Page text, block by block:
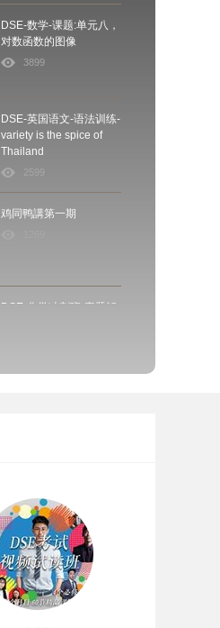
DSE-数学-课题:单元八，
对数函数的图像
3899
DSE-英国语文-语法训练-
variety is the spice of
Thailand
2599
鸡同鸭講第一期
DSE-化学冲刺班-真题解
DSE-中国文学基础班-
《短歌行》基礎知識講解
999
DSE-化学-基础班-课题
13:工业化学速率方程